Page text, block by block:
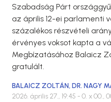
Szabadság Párt
az április 12-ei parlamenti
százalékos részvételi
érvényes voksot kapta a
Megbízatásához Balaicz
gratulált.
BALAICZ ZOLTÁN,DR. NAGY
2026. április 27., 19:45 - 0. x 00.,